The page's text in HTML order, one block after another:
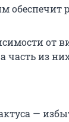
обеспечит
от
часть из
—